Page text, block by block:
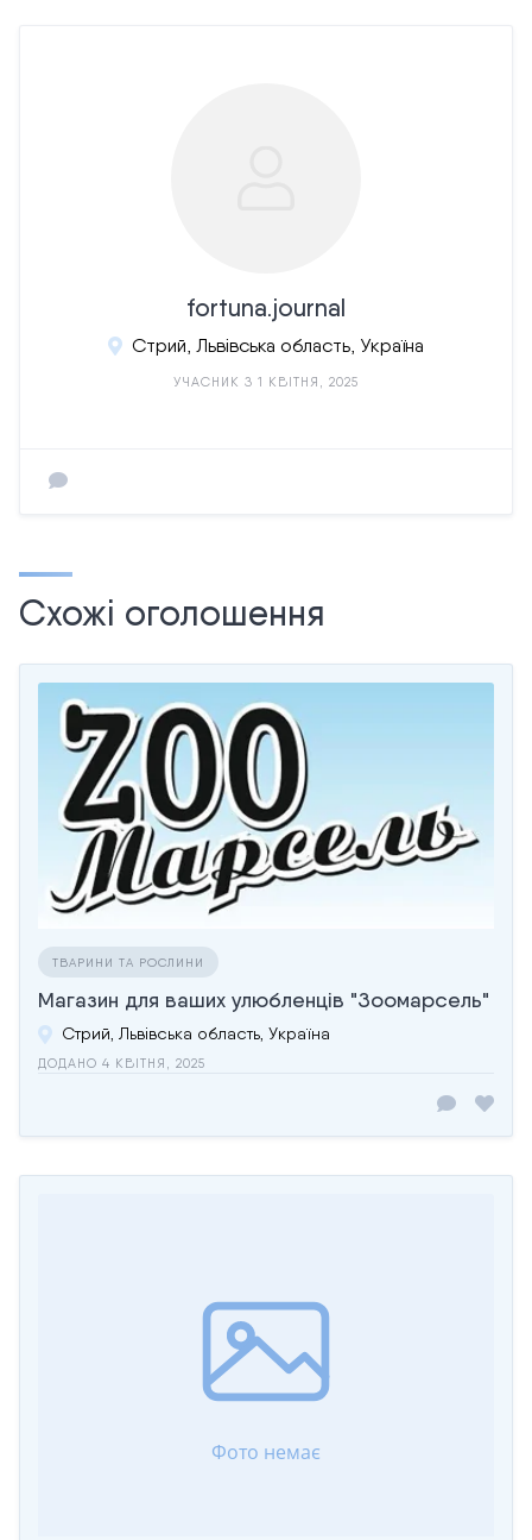
fortuna.journal
Стрий, Львівська область, Україна
УЧАСНИК З 1 КВІТНЯ, 2025
Схожі оголошення
ТВАРИНИ ТА РОСЛИНИ
Магазин для ваших улюбленців "Зоомарсель"
Стрий, Львівська область, Україна
ДОДАНО 4 КВІТНЯ, 2025